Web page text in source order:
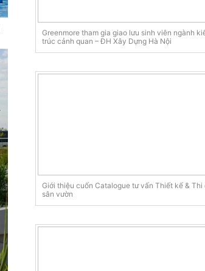
Greenmore tham gia giao lưu sinh viên ngành
trúc cảnh quan – ĐH Xây Dựng Hà Nội
Giới thiệu cuốn Catalogue tư vấn Thiết kế & Thi
sân vườn